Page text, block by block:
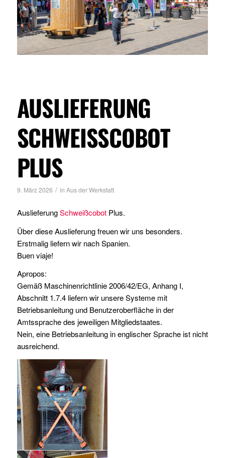
AUSLIEFERUNG
SCHWEISSCOBOT P
LUS
9. März 2026 / in Aus der Werkstatt
AuslieferungSchweißcobotPlus.
Über diese Auslieferung freuen wir uns besonders.
Erstmalig liefern wir nach Spanien.
Buen viaje!
Apropos:
Gemäß Maschinenrichtlinie 2006/42/EG, Anhang I,
Abschnitt 1.7.4 liefern wir unsere Systeme mit
Betriebsanleitung und Benutzeroberfläche in der
Amtssprache des jeweiligen Mitgliedstaates.
Nein, eine Betriebsanleitung in englischer Sprache ist nicht
ausreichend.